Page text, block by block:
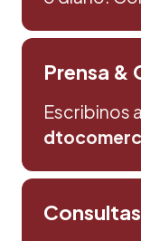
Prensa &
Escribinos a